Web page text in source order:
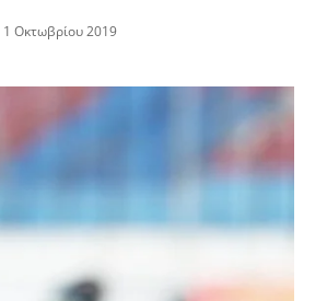
1 Οκτωβρίου 2019